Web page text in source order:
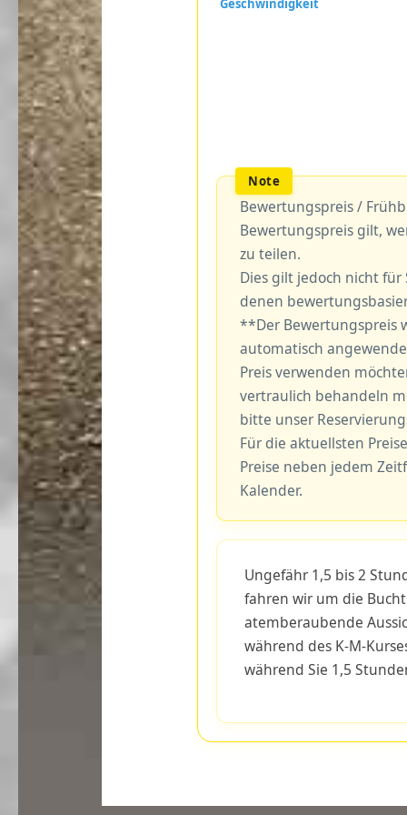
Bewertungspreis /
Bewertungspreis gilt,
zu teilen.
Dies gilt jedoch nicht
denen
**Der Bewertungspreis
automatisch
Preis verwenden
vertraulich behandeln
bitte unser
Für die aktuellsten
Preise neben jedem
Kalender.
Ungefähr 1,5 bis 2
fahren wir um die
atemberaubende
während des K-M-
während Sie 1,5